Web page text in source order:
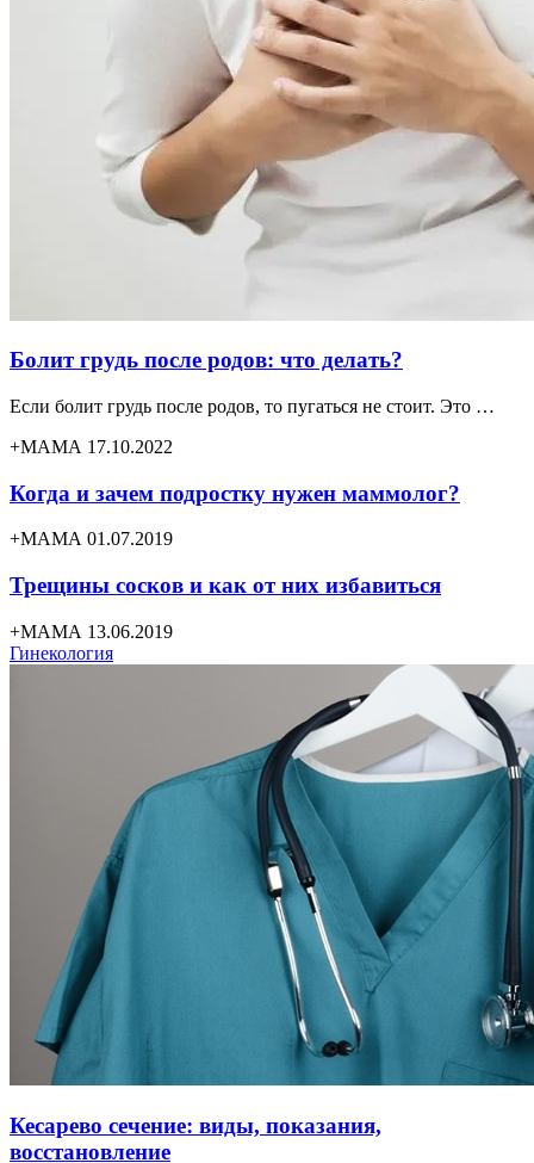
Болит грудь после родов: что делать?
Если болит грудь после родов, то пугаться не стоит. Это …
+МАМА 17.10.2022
Когда и зачем подростку нужен маммолог?
+МАМА 01.07.2019
Трещины сосков и как от них избавиться
+МАМА 13.06.2019
Гинекология
Кесарево сечение: виды, показания,
восстановление